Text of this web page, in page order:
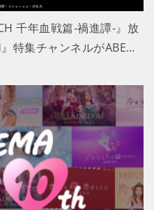
千年血戦篇-禍進譚-』放
特集チャンネルがABE…